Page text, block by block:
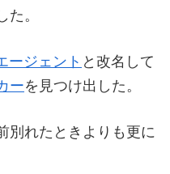
。
ージェント と改名して
ーを見つけ出した。
別れたときよりも更に